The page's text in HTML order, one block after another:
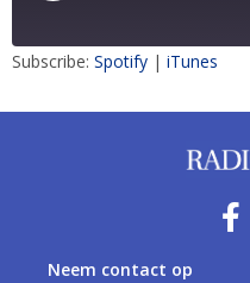
Subscribe: Spotify | iTunes
Neem contact op